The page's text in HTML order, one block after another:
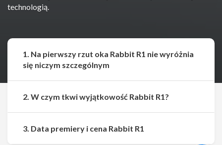
technologią.
Udostępnij
1. Na pierwszy rzut oka Rabbit R1 nie wyróżnia
się niczym szczególnym
2. W czym tkwi wyjątkowość Rabbit R1?
3. Data premiery i cena Rabbit R1